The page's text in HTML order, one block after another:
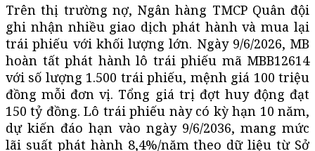
Trên thị trường nợ, Ngân hàng TMCP Quân đội
ghi nhận nhiều giao dịch phát hành và mua lại
trái phiếu với khối lượng lớn. Ngày 9/6/2026, MB
hoàn tất phát hành lô trái phiếu mã MBB12614
với số lượng 1.500 trái phiếu, mệnh giá 100 triệu
đồng mỗi đơn vị. Tổng giá trị đợt huy động đạt
150 tỷ đồng. Lô trái phiếu này có kỳ hạn 10 năm,
dự kiến đáo hạn vào ngày 9/6/2036, mang mức
lãi suất phát hành 8,4%/năm theo dữ liệu từ Sở